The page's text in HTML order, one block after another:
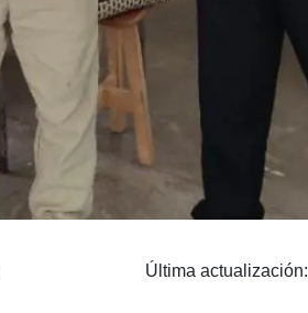
Última actualización: